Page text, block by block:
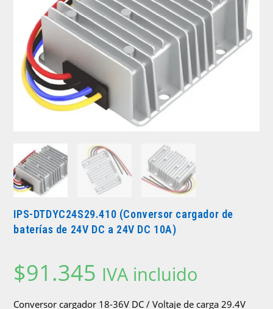
IPS-DTDYC24S29.410 (Conversor cargador de
baterías de 24V DC a 24V DC 10A)
$91.345 IVA incluido
Conversor cargador 18-36V DC / Voltaje de carga 29.4V